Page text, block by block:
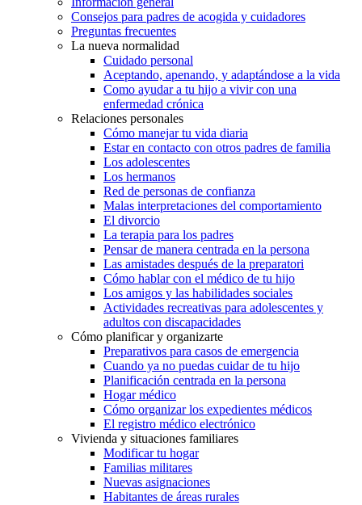
Consejos para padres de acogida y cuidadores
Preguntas frecuentes
La nueva normalidad
Cuidado personal
Aceptando, apenando, y adaptándose a la vida
Como ayudar a tu hijo a vivir con una
enfermedad crónica
Relaciones personales
Cómo manejar tu vida diaria
Estar en contacto con otros padres de familia
Los adolescentes
Los hermanos
Red de personas de confianza
Malas interpretaciones del comportamiento
El divorcio
La terapia para los padres
Pensar de manera centrada en la persona
Las amistades después de la preparatori
Cómo hablar con el médico de tu hijo
Los amigos y las habilidades sociales
Actividades recreativas para adolescentes y
adultos con discapacidades
Cómo planificar y organizarte
Preparativos para casos de emergencia
Cuando ya no puedas cuidar de tu hijo
Planificación centrada en la persona
Hogar médico
Cómo organizar los expedientes médicos
El registro médico electrónico
Vivienda y situaciones familiares
Modificar tu hogar
Familias militares
Nuevas asignaciones
Habitantes de áreas rurales